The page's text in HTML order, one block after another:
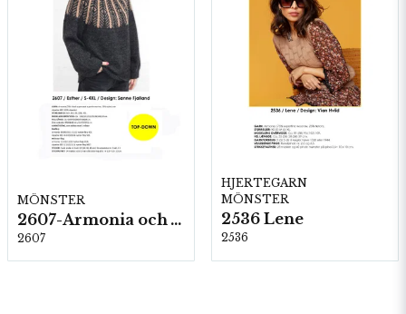
MÖNSTER
2607-Armonia och Alpaca 400
2607
HJERTEGARN
MÖNSTER
2536 Lene
2536